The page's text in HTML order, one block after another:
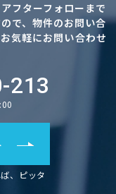
フターフォローまで
で、物件のお問い合
気軽にお問い合わせ
213
、ピッタ